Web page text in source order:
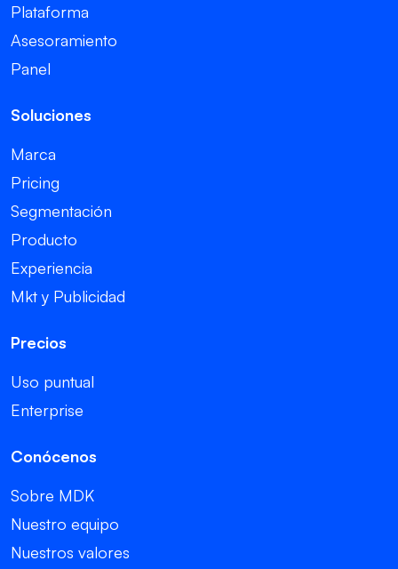
Plataforma
Asesoramiento
Panel
Soluciones
Marca
Pricing
Segmentación
Producto
Experiencia
Mkt y Publicidad
Precios
Uso puntual
Enterprise
Conócenos
Sobre MDK
Nuestro equipo
Nuestros valores